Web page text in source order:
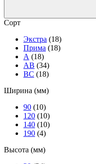
Сорт
Экстра (18)
Прима (18)
А (18)
АВ (34)
ВС (18)
Ширина (мм)
90 (10)
120 (10)
140 (10)
190 (4)
Высота (мм)